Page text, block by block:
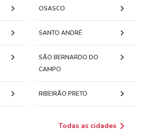
OSASCO
SANTO ANDRÉ
SÃO BERNARDO DO
CAMPO
RIBEIRÃO PRETO
Todas as cidades